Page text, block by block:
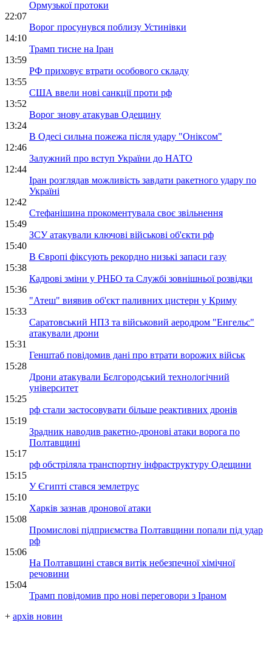
Ормузької протоки
22:07
Ворог просунувся поблизу Устинівки
14:10
Трамп тисне на Іран
13:59
РФ приховує втрати особового складу
13:55
США ввели нові санкції проти рф
13:52
Ворог знову атакував Одещину
13:24
В Одесі сильна пожежа після удару "Оніксом"
12:46
Залужний про вступ України до НАТО
12:44
Іран розглядав можливість завдати ракетного удару по
Україні
12:42
Стефанішина прокоментувала своє звільнення
15:49
ЗСУ атакували ключові військові об'єкти рф
15:40
В Європі фіксують рекордно низькі запаси газу
15:38
Кадрові зміни у РНБО та Службі зовнішньої розвідки
15:36
"Атеш" виявив об'єкт паливних цистерн у Криму
15:33
Саратовський НПЗ та військовий аеродром "Енгельс"
атакували дрони
15:31
Генштаб повідомив дані про втрати ворожих військ
15:28
Дрони атакували Бєлгородський технологічний
університет
15:25
рф стали застосовувати більше реактивних дронів
15:19
Зрадник наводив ракетно-дронові атаки ворога по
Полтавщині
15:17
рф обстріляла транспортну інфраструктуру Одещини
15:15
У Єгипті стався землетрус
15:10
Харків зазнав дронової атаки
15:08
Промислові підприємства Полтавщини попали під удар
рф
15:06
На Полтавщині стався витік небезпечної хімічної
речовини
15:04
Трамп повідомив про нові переговори з Іраном
+ архів новин